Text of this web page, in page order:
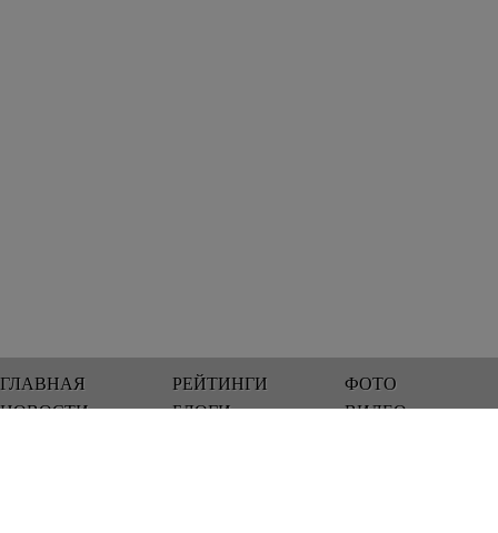
ГЛАВНАЯ
НОВОСТИ
РЕЙТИНГИ
БЛОГИ
ФОТО
ВИДЕО